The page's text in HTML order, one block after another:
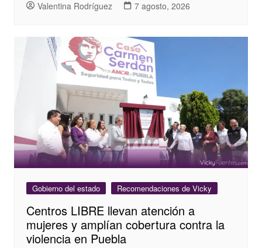
Valentina Rodríguez 7 agosto, 2026
Gobierno del estado Recomendaciones de Vicky
Centros LIBRE llevan atención a
mujeres y amplían cobertura contra la
violencia en Puebla